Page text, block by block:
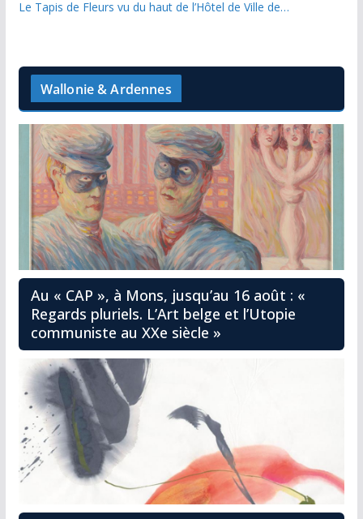
Le Tapis de Fleurs vu du haut de l’Hôtel de Ville de…
Wallonie & Ardennes
Au « CAP », à Mons, jusqu’au 16 août : «
Regards pluriels. L’Art belge et l’Utopie
communiste au XXe siècle »